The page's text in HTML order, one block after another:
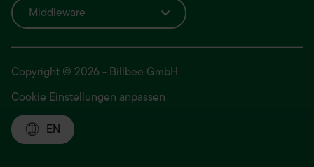
Middleware
Copyright © 2026 - Billbee GmbH
Cookie Einstellungen anpassen
EN